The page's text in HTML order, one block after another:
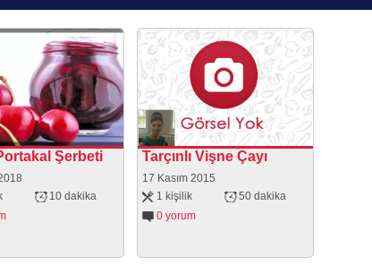
Şerbeti
10 dakika
Tarçınlı Vişne Çayı
17 Kasım 2015
1 kişilik
50 dakika
0 yorum